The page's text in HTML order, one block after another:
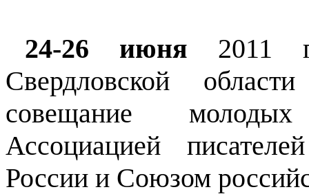
24-26 июня 2011
Свердловской
совещание
Ассоциацией
России и Союзом